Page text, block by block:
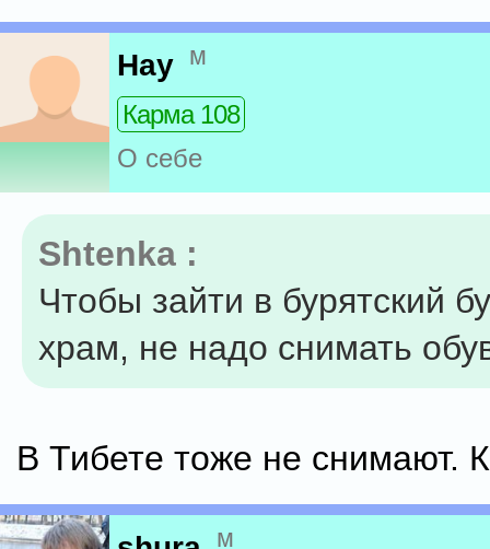
Нау м
Карма 108
О себе
Shtenka :
Чтобы зайти в бурятский
храм, не надо снимать
В Тибете тоже не снимают.
м